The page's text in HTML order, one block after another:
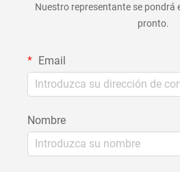
Nuestro representante se pondrá
pronto.
Email
Nombre